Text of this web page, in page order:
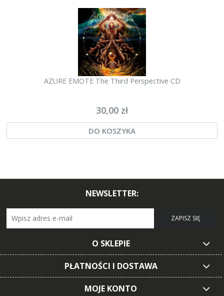
AZURE EMOTE The Third Perspective CD
30,00 zł
DO KOSZYKA
NEWSLETTER:
ZAPISZ SIĘ
O SKLEPIE
PŁATNOŚCI I DOSTAWA
MOJE KONTO